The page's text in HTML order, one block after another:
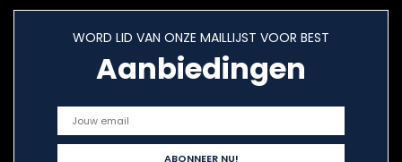
WORD LID VAN ONZE MAILLIJST VOOR BEST
Aanbiedingen